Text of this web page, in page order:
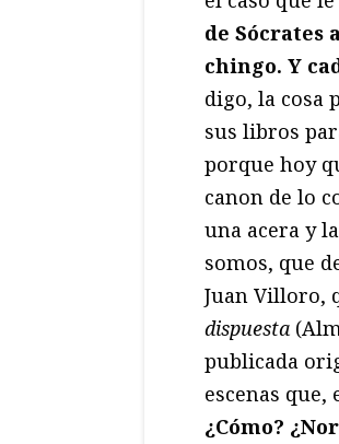
de Sócrates
chingo. Y
digo, la cosa
sus libros
porque hoy
canon de lo
una acera y
somos, que
Juan Villoro,
dispuesta
publicada
escenas
¿Cómo?